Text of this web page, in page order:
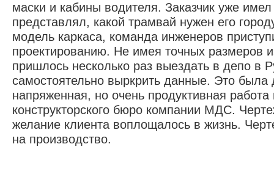
маски и кабины водителя. Заказчик уже
представлял, какой трамвай нужен его
модель каркаса, команда инженеров
проектированию. Не имея точных размеров
пришлось несколько раз выездать в депо в
самостоятельно выркрить данные. Это была
напряженная, но очень продуктивная работа
конструкторского бюро компании МДС.
желание клиента воплощалось в жизнь.
на производство.